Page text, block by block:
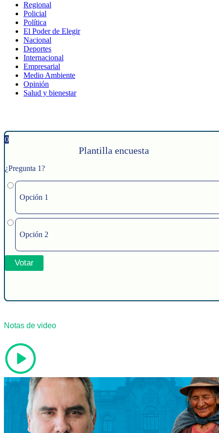
Regional
Policial
Política
El Poder de Elegir
Nacional
Deportes
Internacional
Empresarial
Medio Ambiente
Opinión
Salud y bienestar
0
Plantilla encuesta
¿Pregunta 1?
Opción 1
Opción 2
Notas de video